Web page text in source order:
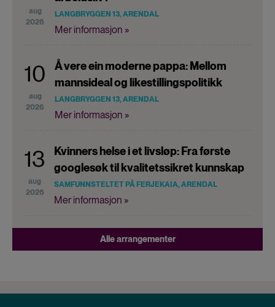
aug
2026
LANGBRYGGEN 13, ARENDAL
Mer informasjon »
10
aug
2026
Å vere ein moderne pappa: Mellom
mannsideal og likestillingspolitikk
LANGBRYGGEN 13, ARENDAL
Mer informasjon »
13
aug
2026
Kvinners helse i et livsløp: Fra første
googlesøk til kvalitetssikret kunnskap
SAMFUNNSTELTET PÅ FERJEKAIA, ARENDAL
Mer informasjon »
Alle arrangementer